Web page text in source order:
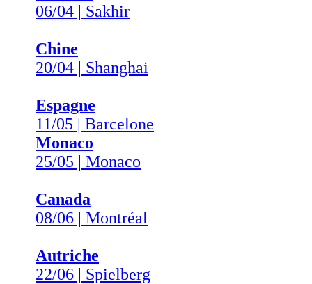
06/04 | Sakhir
Chine
20/04 | Shanghai
Espagne
11/05 | Barcelone
Monaco
25/05 | Monaco
Canada
08/06 | Montréal
Autriche
22/06 | Spielberg